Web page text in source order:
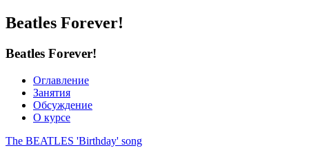
Beatles Forever!
Beatles Forever!
Оглавление
Занятия
Обсуждение
О курсе
The BEATLES 'Birthday' song